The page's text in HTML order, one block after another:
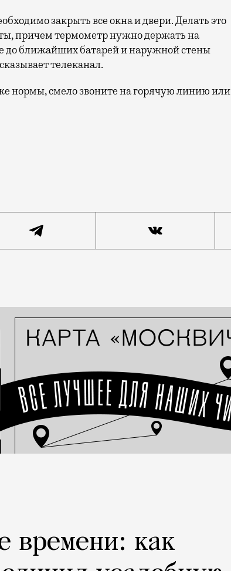
закрыть все окна и двери. Делать это
причем термометр нужно держать на
до ближайших батарей и наружной стены
телеканал.
нормы, смело звоните на горячую линию или
времени: как